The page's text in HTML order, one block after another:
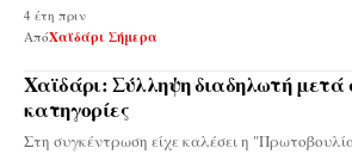
4 έτη πριν
ΑπόΧαϊδάρι Σήμερα
Χαϊδάρι: Σύλληψη διαδηλωτή μετά
κατηγορίες
Στη συγκέντρωση είχε καλέσει η